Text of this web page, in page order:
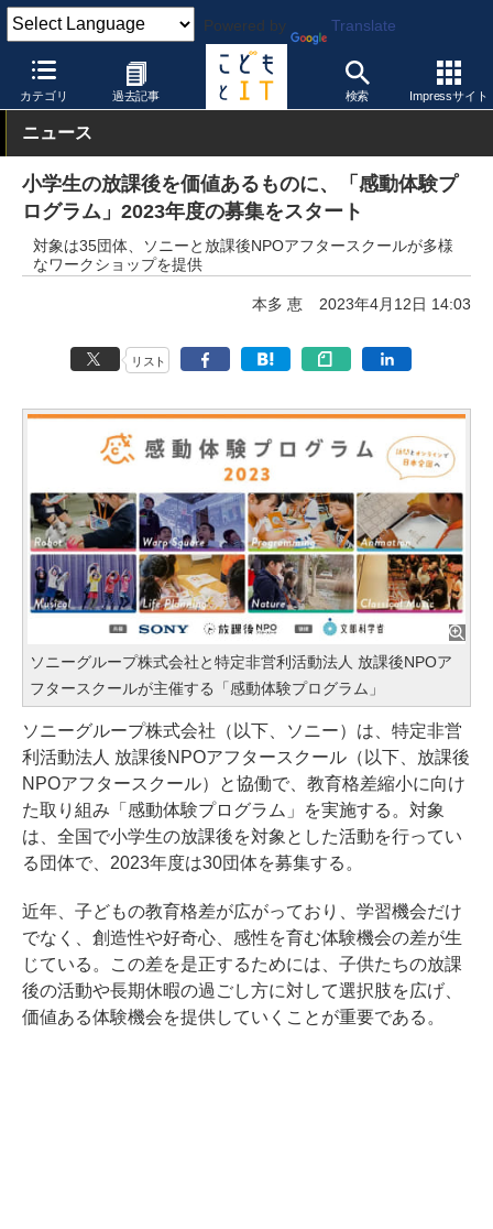
Powered by Translate
カテゴリ 過去記事 検索 Impressサイト
こどもとIT 校種 高等学校
ニュース
小学生の放課後を価値あるものに、「感動体験プ
ログラム」2023年度の募集をスタート
対象は35団体、ソニーと放課後NPOアフタースクールが多様
なワークショップを提供
本多 恵 2023年4月12日 14:03
リスト
ソニーグループ株式会社と特定非営利活動法人 放課後NPOア
フタースクールが主催する「感動体験プログラム」
ソニーグループ株式会社（以下、ソニー）は、特定非営
利活動法人 放課後NPOアフタースクール（以下、放課後
NPOアフタースクール）と協働で、教育格差縮小に向け
た取り組み「感動体験プログラム」を実施する。対象
は、全国で小学生の放課後を対象とした活動を行ってい
る団体で、2023年度は30団体を募集する。
近年、子どもの教育格差が広がっており、学習機会だけ
でなく、創造性や好奇心、感性を育む体験機会の差が生
じている。この差を是正するためには、子供たちの放課
後の活動や長期休暇の過ごし方に対して選択肢を広げ、
価値ある体験機会を提供していくことが重要である。